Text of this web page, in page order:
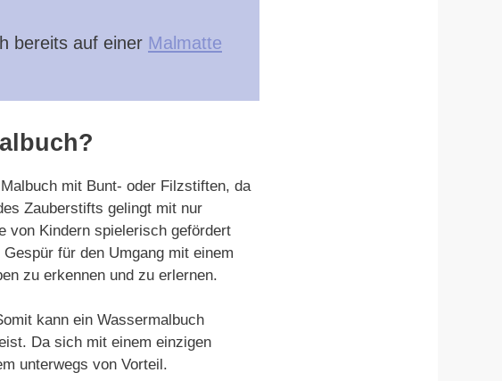
bereits auf einer Malmatte
mit Bunt- oder Filzstiften, da
Zauberstifts gelingt mit nur
von Kindern spielerisch gefördert
für den Umgang mit einem
zu erkennen und zu erlernen.
kann ein Wassermalbuch
Da sich mit einem einzigen
unterwegs von Vorteil.